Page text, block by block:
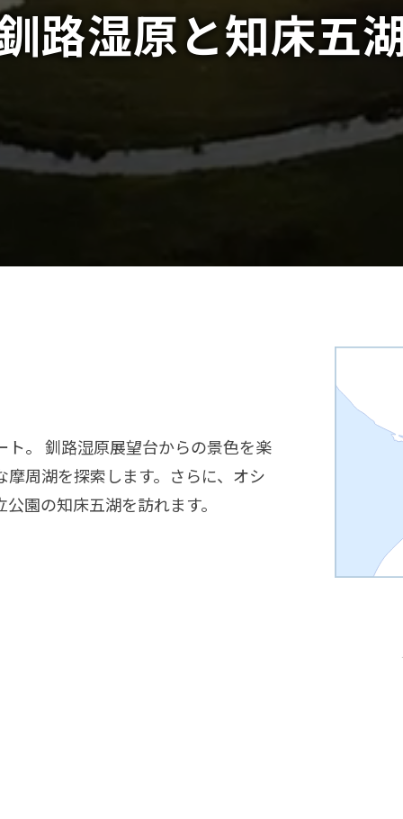
路湿原と知床五
。 釧路湿原展望台からの景色を楽
周湖を探索します。さらに、オシ
園の知床五湖を訪れます。